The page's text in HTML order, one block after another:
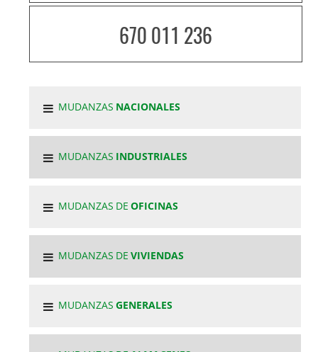
670 011 236
MUDANZAS NACIONALES
MUDANZAS INDUSTRIALES
MUDANZAS DEOFICINAS
MUDANZAS DEVIVIENDAS
MUDANZASGENERALES